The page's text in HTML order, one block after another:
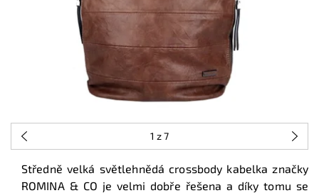
1 z 7
Středně velká světlehnědá crossbody kabelka značky
ROMINA & CO je velmi dobře řešena a díky tomu se